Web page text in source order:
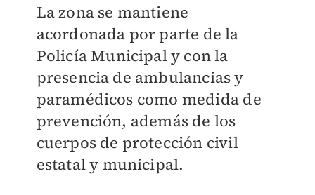
La zona se mantiene
acordonada por parte de la
Policía Municipal y con la
presencia de ambulancias y
paramédicos como medida de
prevención, además de los
cuerpos de protección civil
estatal y municipal.